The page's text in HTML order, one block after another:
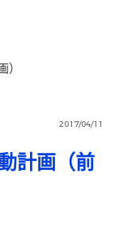
2017/04/11
計画（前